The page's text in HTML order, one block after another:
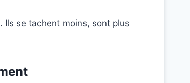
se tachent moins, sont plus